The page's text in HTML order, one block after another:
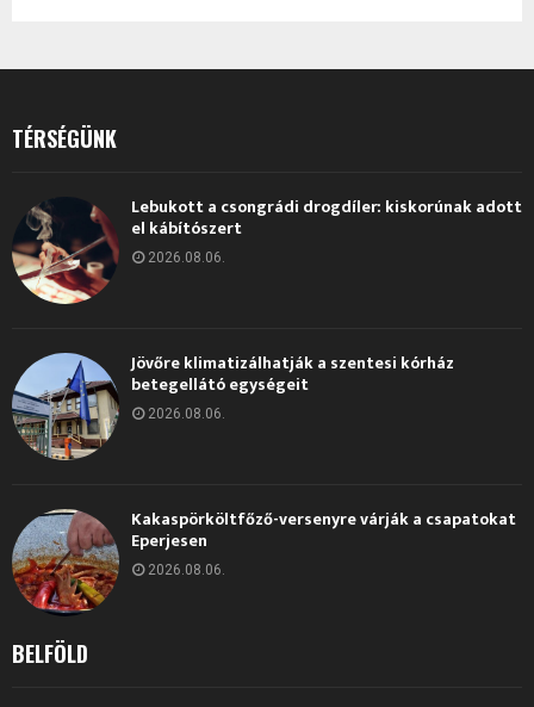
TÉRSÉGÜNK
Lebukott a csongrádi drogdíler: kiskorúnak adott
el kábítószert
2026.08.06.
Jövőre klimatizálhatják a szentesi kórház
betegellátó egységeit
2026.08.06.
Kakaspörköltfőző-versenyre várják a csapatokat
Eperjesen
2026.08.06.
BELFÖLD